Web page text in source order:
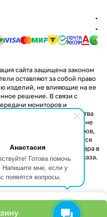
Анастасия
Готова помочь
Напишите мне, если у
появятся вопросы.
сайта защищена законом
оставляют за собой право
изделий, не влияющие на ее
решение. В связи с
мониторов и
некоторые свойства
продукции могут не
на сайте. Стоимость товаров,
"Акция!" распространяется
заказа данного товара в
при оформлении заказа.